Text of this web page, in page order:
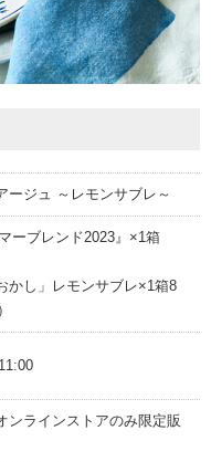
ージュ ～レモンサブレ～
ーブレンド2023』×1箱
かし」レモンサブレ×1箱8
ンラインストアのみ限定販